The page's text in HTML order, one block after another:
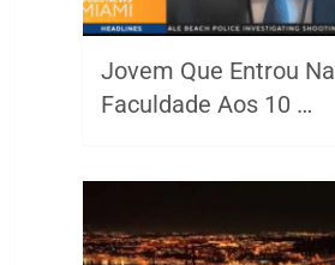
Jovem Que Entrou Na
Faculdade Aos 10 …